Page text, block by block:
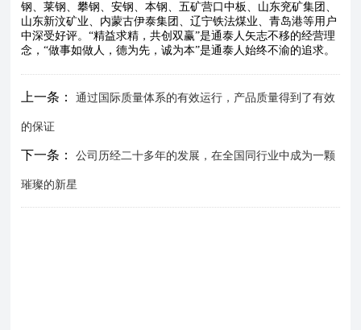
钢、莱钢、攀钢、安钢、本钢、五矿营口中板、山东兖矿集团、
山东新汶矿业、内蒙古伊泰集团、辽宁铁法煤业、青岛港等用户
中深受好评。“精益求精，共创双赢”是通泰人矢志不移的经营理
念，“做事如做人，德为先，诚为本”是通泰人始终不渝的追求。
上一条：通过国际质量体系的有效运行，产品质量得到了有效
的保证
下一条：公司历经二十多年的发展，在全国同行业中成为一颗
璀璨的新星